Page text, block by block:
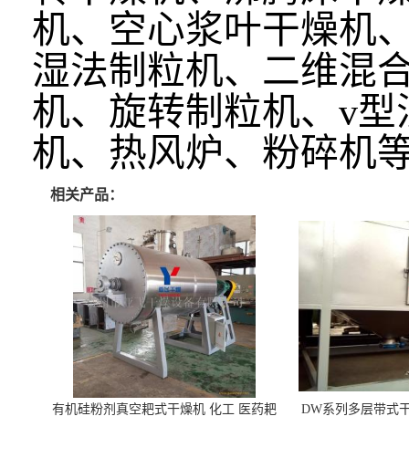
机、空心浆叶干燥机
湿法制粒机、二维混
机、旋转制粒机、v
机、热风炉、粉碎机
相关产品：
有机硅粉剂真空耙式干燥机 化工 医药耙
DW系列多层带式